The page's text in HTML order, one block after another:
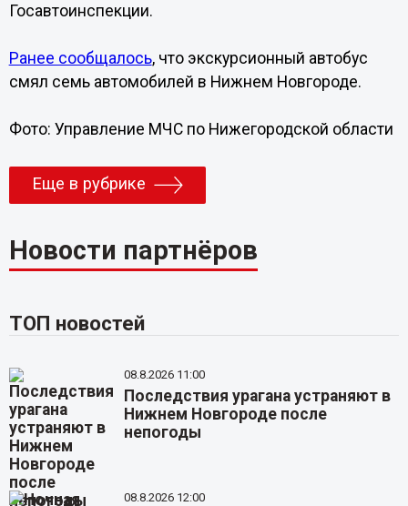
Госавтоинспекции.
Ранее сообщалось, что экскурсионный автобус
смял семь автомобилей в Нижнем Новгороде.
Фото: Управление МЧС по Нижегородской области
Еще в рубрике
Новости партнёров
ТОП новостей
08.8.2026 11:00
Последствия урагана устраняют в
Нижнем Новгороде после
непогоды
08.8.2026 12:00